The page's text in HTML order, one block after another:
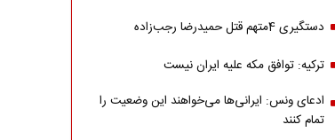
دستگیری 4متهم قتل حمیدرضا رجب‌زاده
ترکیه: توافق مکه علیه ایران نیست
ادعای ونس: ایرانی‌ها می‌خواهند این وضعیت را
تمام کنند